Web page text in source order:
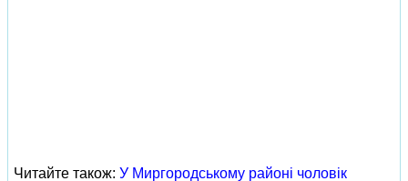
Читайте також: У Миргородському районі чоловік